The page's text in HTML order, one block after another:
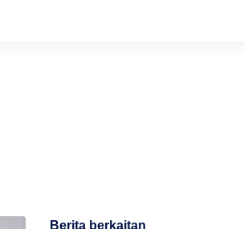
Berita berkaitan